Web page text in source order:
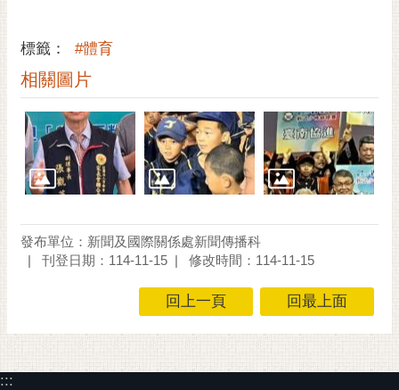
宣
告
市
府
交
通
位
標籤： #體育
相關圖片
發布單位：新聞及國際關係處新聞傳播科
刊登日期：114-11-15
修改時間：114-11-15
回上一頁 回最上面
:::